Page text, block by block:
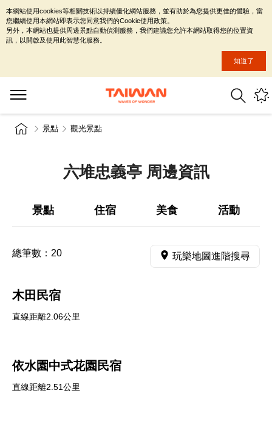
景點 觀光景點
六堆忠義亭 周邊資訊
景點 住宿 美食 活動
總筆數： 20 玩樂地圖進階搜尋
木田民宿
直線距離2.06公里
依水園中式花園民宿
直線距離2.51公里
本網站使用cookies等相關技術以持續優化網站服務，並有助於為您提供更佳的體驗，當
您繼續使用本網站即表示您同意我們的Cookie使用政策。
另外，本網站也提供周邊景點自動偵測服務，我們建議您允許本網站取得您的位置資
訊，以開啟及使用此智慧化服務。
知道了